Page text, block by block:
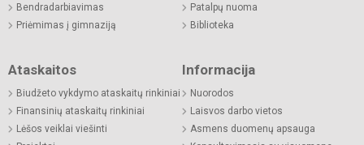
Bendradarbiavimas
Priėmimas į gimnaziją
Patalpų nuoma
Biblioteka
Ataskaitos
Biudžeto vykdymo ataskaitų rinkiniai
Finansinių ataskaitų rinkiniai
Lėšos veiklai viešinti
Informacija
Nuorodos
Laisvos darbo vietos
Asmens duomenų apsauga